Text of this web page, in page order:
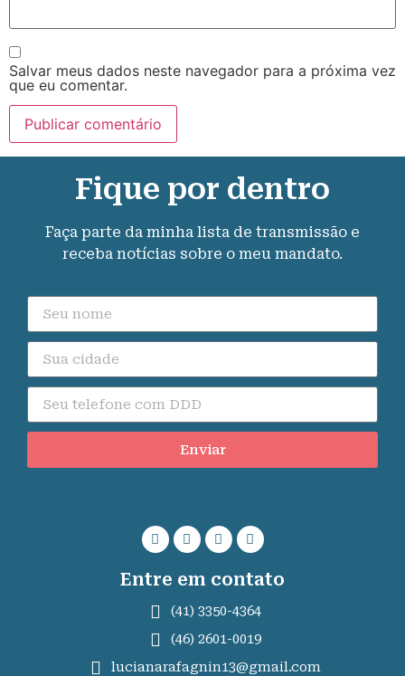
Salvar meus dados neste navegador para a próxima vez
que eu comentar.
Fique por dentro
Faça parte da minha lista de transmissão e
receba notícias sobre o meu mandato.
Enviar
Entre em contato
(41) 3350-4364
(46) 2601-0019
lucianarafagnin13@gmail.com